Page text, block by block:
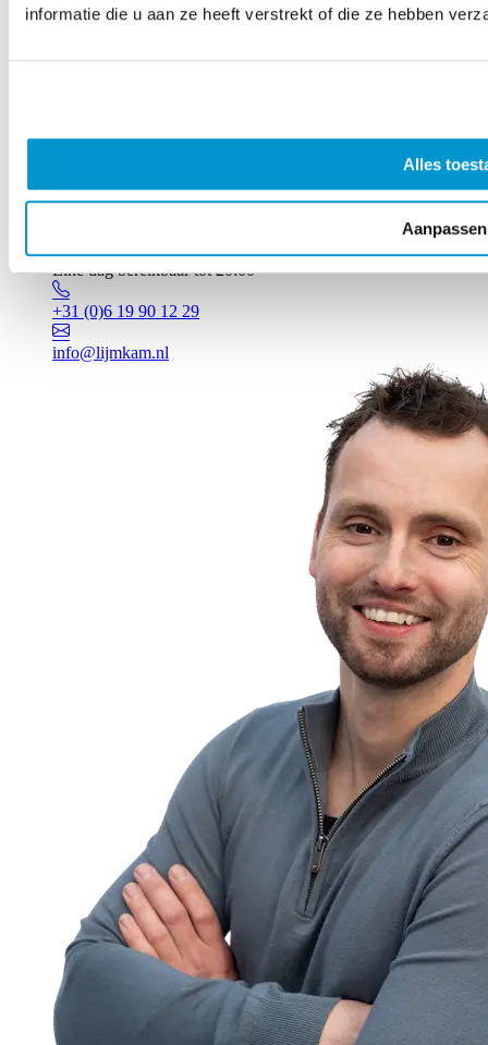
informatie die u aan ze heeft verstrekt of die ze hebben
Alles
Aanpassen
Elke dag bereikbaar tot 20:00
+31 (0)6 19 90 12 29
info@lijmkam.nl